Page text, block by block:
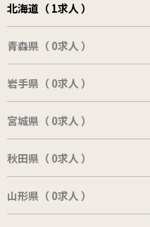
北海道（ 1求人 ）
青森県（ 0求人 ）
岩手県（ 0求人 ）
宮城県（ 0求人 ）
秋田県（ 0求人 ）
山形県（ 0求人 ）